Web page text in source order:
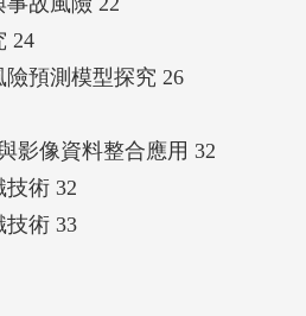
次混合效果模型，處理駕駛
並導入車流量、班表與駕駛
僅提供業者實用的行車前風
關掌握潛在高風險區段，做
善依據。
評估影像辨識輕量化策略，
間隔幀取樣以降低系統負
之車外影像辨識仍需維持高
24
預測模型探究 26
影像資料整合應用 32
術 32
技術 33